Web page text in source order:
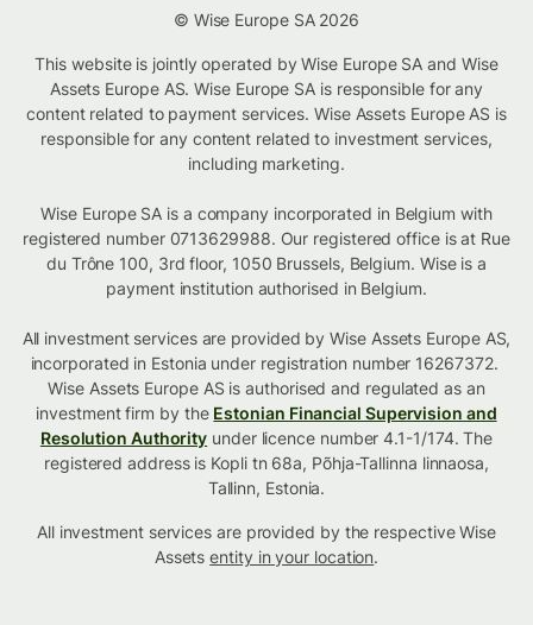
© Wise Europe SA 2026
This website is jointly operated by Wise Europe SA and Wise
Assets Europe AS. Wise Europe SA is responsible for any
content related to payment services. Wise Assets Europe AS is
responsible for any content related to investment services,
including marketing.
Wise Europe SA is a company incorporated in Belgium with
registered number 0713629988. Our registered office is at Rue
du Trône 100, 3rd floor, 1050 Brussels, Belgium. Wise is a
payment institution authorised in Belgium.
All investment services are provided by Wise Assets Europe AS,
incorporated in Estonia under registration number 16267372.
Wise Assets Europe AS is authorised and regulated as an
investment firm by the Estonian Financial Supervision and
Resolution Authority under licence number 4.1-1/174. The
registered address is Kopli tn 68a, Põhja-Tallinna linnaosa,
Tallinn, Estonia.
All investment services are provided by the respective Wise
Assetsentity in your location.